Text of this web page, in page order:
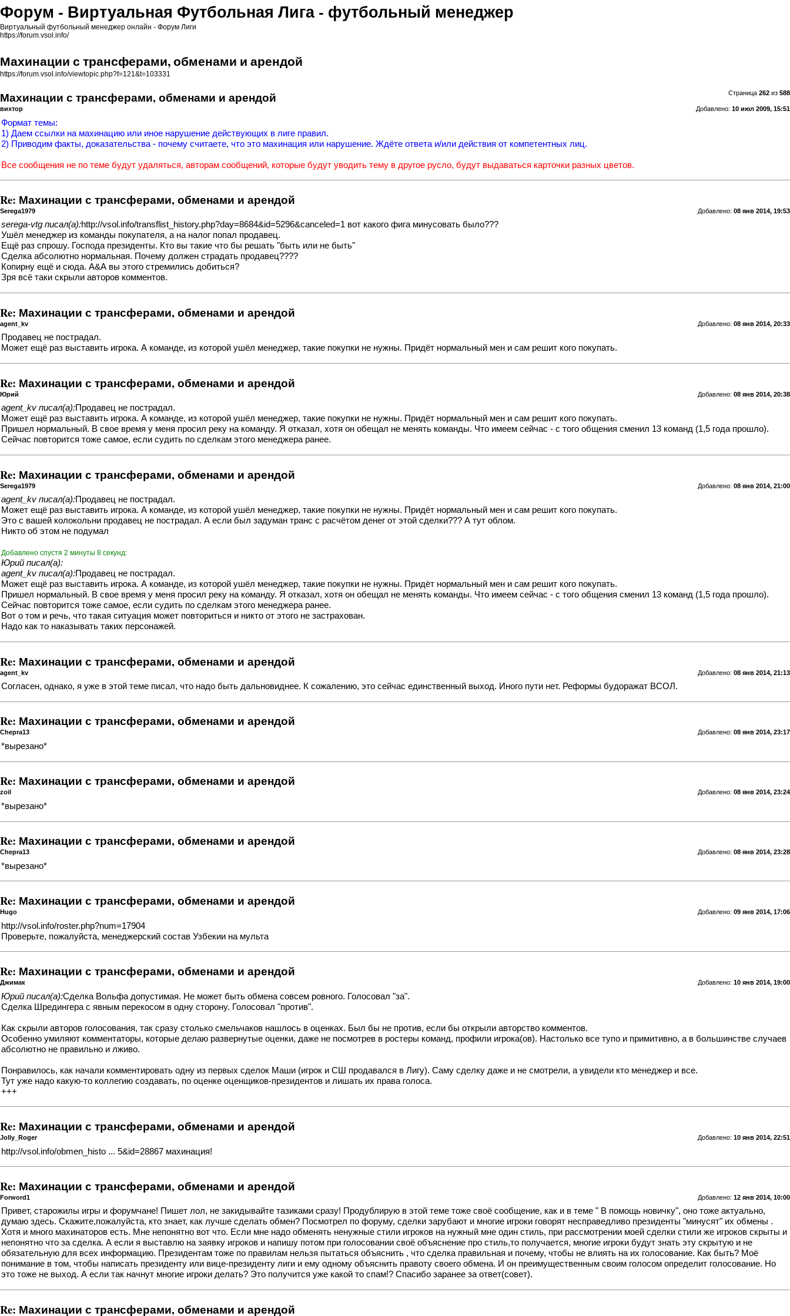
Форум - Виртуальная Футбольная Лига - футбольный менеджер
Виртуальный футбольный менеджер онлайн - Форум Лиги
https://forum.vsol.info/
Махинации с трансферами, обменами и арендой
https://forum.vsol.info/viewtopic.php?f=121&t=103331
Страница 262 из 588
Махинации с трансферами, обменами и арендой
Добавлено: 10 июл 2009, 15:51
вихтор
Формат темы:
1) Даем ссылки на махинацию или иное нарушение действующих в лиге правил.
2) Приводим факты, доказательства - почему считаете, что это махинация или нарушение. Ждёте ответа и/или действия от компетентных лиц.
Все сообщения не по теме будут удаляться, авторам сообщений, которые будут уводить тему в другое русло, будут выдаваться карточки разных цветов.
Re: Махинации с трансферами, обменами и арендой
Добавлено: 08 янв 2014, 19:53
Serega1979
serega-vtg писал(а):http://vsol.info/transflist_history.php?day=8684&id=5296&canceled=1 вот какого фига минусовать было???
Ушёл менеджер из команды покупателя, а на налог попал продавец.
Ещё раз спрошу. Господа президенты. Кто вы такие что бы решать "быть или не быть"
Сделка абсолютно нормальная. Почему должен страдать продавец????
Копирну ещё и сюда. А&А вы этого стремились добиться?
Зря всё таки скрыли авторов комментов.
Re: Махинации с трансферами, обменами и арендой
Добавлено: 08 янв 2014, 20:33
agent_kv
Продавец не пострадал.
Может ещё раз выставить игрока. А команде, из которой ушёл менеджер, такие покупки не нужны. Придёт нормальный мен и сам решит кого покупать.
Re: Махинации с трансферами, обменами и арендой
Добавлено: 08 янв 2014, 20:38
Юрий
agent_kv писал(а):Продавец не пострадал.
Может ещё раз выставить игрока. А команде, из которой ушёл менеджер, такие покупки не нужны. Придёт нормальный мен и сам решит кого покупать.
Пришел нормальный. В свое время у меня просил реку на команду. Я отказал, хотя он обещал не менять команды. Что имеем сейчас - с того общения сменил 13 команд (1,5 года прошло).
Сейчас повторится тоже самое, если судить по сделкам этого менеджера ранее.
Re: Махинации с трансферами, обменами и арендой
Добавлено: 08 янв 2014, 21:00
Serega1979
agent_kv писал(а):Продавец не пострадал.
Может ещё раз выставить игрока. А команде, из которой ушёл менеджер, такие покупки не нужны. Придёт нормальный мен и сам решит кого покупать.
Это с вашей колокольни продавец не пострадал. А если был задуман транс с расчётом денег от этой сделки??? А тут облом.
Никто об этом не подумал
Добавлено спустя 2 минуты 8 секунд:
Юрий писал(а):
agent_kv писал(а):Продавец не пострадал.
Может ещё раз выставить игрока. А команде, из которой ушёл менеджер, такие покупки не нужны. Придёт нормальный мен и сам решит кого покупать.
Пришел нормальный. В свое время у меня просил реку на команду. Я отказал, хотя он обещал не менять команды. Что имеем сейчас - с того общения сменил 13 команд (1,5 года прошло).
Сейчас повторится тоже самое, если судить по сделкам этого менеджера ранее.
Вот о том и речь, что такая ситуация может повториться и никто от этого не застрахован.
Надо как то наказывать таких персонажей.
Re: Махинации с трансферами, обменами и арендой
Добавлено: 08 янв 2014, 21:13
agent_kv
Согласен, однако, я уже в этой теме писал, что надо быть дальновиднее. К сожалению, это сейчас единственный выход. Иного пути нет. Реформы будоражат ВСОЛ.
Re: Махинации с трансферами, обменами и арендой
Добавлено: 08 янв 2014, 23:17
Chepra13
*вырезано*
Re: Махинации с трансферами, обменами и арендой
Добавлено: 08 янв 2014, 23:24
zoil
*вырезано*
Re: Махинации с трансферами, обменами и арендой
Добавлено: 08 янв 2014, 23:28
Chepra13
*вырезано*
Re: Махинации с трансферами, обменами и арендой
Добавлено: 09 янв 2014, 17:06
Hugo
http://vsol.info/roster.php?num=17904
Проверьте, пожалуйста, менеджерский состав Узбекии на мульта
Re: Махинации с трансферами, обменами и арендой
Добавлено: 10 янв 2014, 19:00
Джимак
Юрий писал(а):Сделка Вольфа допустимая. Не может быть обмена совсем ровного. Голосовал "за".
Сделка Шредингера с явным перекосом в одну сторону. Голосовал "против".
Как скрыли авторов голосования, так сразу столько смельчаков нашлось в оценках. Был бы не против, если бы открыли авторство комментов.
Особенно умиляют комментаторы, которые делаю развернутые оценки, даже не посмотрев в ростеры команд, профили игрока(ов). Настолько все тупо и примитивно, а в большинстве случаев
абсолютно не правильно и лживо.
Понравилось, как начали комментировать одну из первых сделок Маши (игрок и СШ продавался в Лигу). Саму сделку даже и не смотрели, а увидели кто менеджер и все.
Тут уже надо какую-то коллегию создавать, по оценке оценщиков-президентов и лишать их права голоса.
+++
Re: Махинации с трансферами, обменами и арендой
Добавлено: 10 янв 2014, 22:51
Jolly_Roger
http://vsol.info/obmen_histo ... 5&id=28867 махинация!
Re: Махинации с трансферами, обменами и арендой
Добавлено: 12 янв 2014, 10:00
Forword1
Привет, старожилы игры и форумчане! Пишет лол, не закидывайте тазиками сразу! Продублирую в этой теме тоже своё сообщение, как и в теме " В помощь новичку", оно тоже актуально,
думаю здесь. Скажите,пожалуйста, кто знает, как лучше сделать обмен? Посмотрел по форуму, сделки зарубают и многие игроки говорят несправедливо президенты "минусят" их обмены .
Хотя и много махинаторов есть. Мне непонятно вот что. Если мне надо обменять ненужные стили игроков на нужный мне один стиль, при рассмотрении моей сделки стили же игроков скрыты и
непонятно что за сделка. А если я выставлю на заявку игроков и напишу потом при голосовании своё объяснение про стиль,то получается, многие игроки будут знать эту скрытую и не
обязательную для всех информацию. Президентам тоже по правилам нельзя пытаться объяснить , что сделка правильная и почему, чтобы не влиять на их голосование. Как быть? Моё
понимание в том, чтобы написать президенту или вице-президенту лиги и ему одному объяснить правоту своего обмена. И он преимущественным своим голосом определит голосование. Но
это тоже не выход. А если так начнут многие игроки делать? Это получится уже какой то спам!? Спасибо заранее за ответ(совет).
Re: Махинации с трансферами, обменами и арендой